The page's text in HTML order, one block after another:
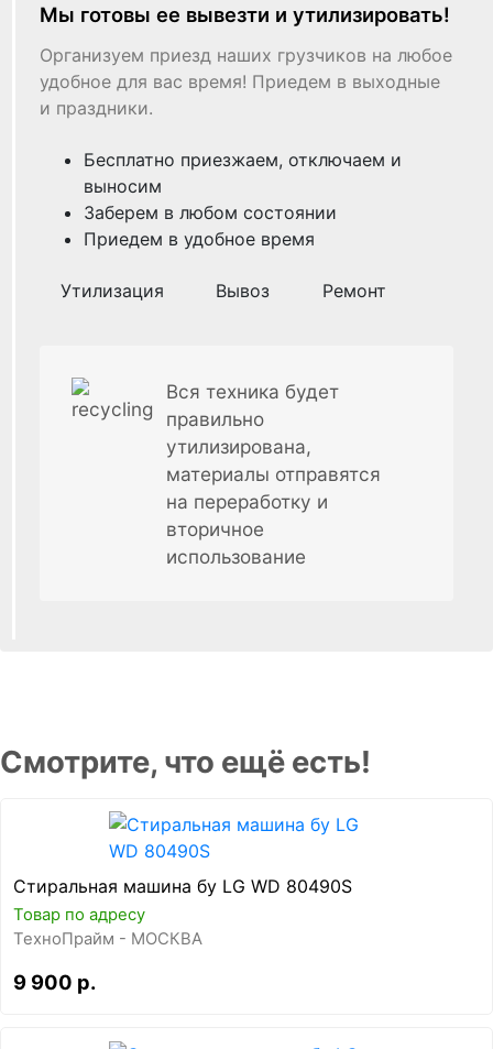
Мы готовы ее вывезти и утилизировать!
Организуем приезд наших грузчиков на любое
удобное для вас время! Приедем в выходные
и праздники.
Бесплатно приезжаем, отключаем и
выносим
Заберем в любом состоянии
Приедем в удобное время
Утилизация Вывоз Ремонт
Вся техника будет
правильно
утилизирована,
материалы отправятся
на переработку и
вторичное
использование
Смотрите, что ещё есть!
Стиральная машина бу LG WD 80490S
Товар по адресу
ТехноПрайм - МОСКВА
9 900 р.